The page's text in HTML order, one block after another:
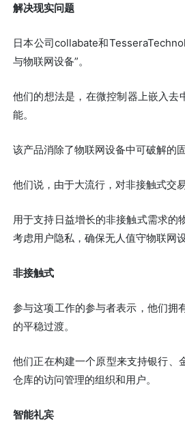
解决现实问题
日本公司collabate和
与物联网设备”。
他们的想法是，在微控制器上嵌入
能。
该产品消除了物联网设备中可破解的
他们说，由于大流行，对非接触式交
用于支持日益增长的非接触式需求的
考虑用户隐私，确保无人值守物联网
非接触式
参与这项工作的参与者表示，他们拥
的平稳过渡。
他们正在构建一个原型来支持银行、
仓库的访问管理的组织和用户。
智能礼宾